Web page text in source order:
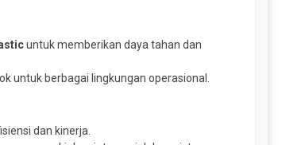
untuk memberikan daya tahan dan
untuk berbagai lingkungan operasional.
dan kinerja.